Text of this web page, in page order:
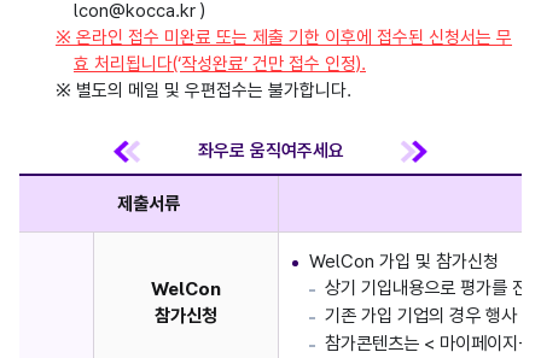
lcon@kocca.kr )
※ 온라인 접수 미완료 또는 제출 기한 이후에 접수된 신청서는 무
효 처리됩니다(‘작성완료’ 건만 접수 인정).
※ 별도의 메일 및 우편접수는 불가합니다.
제출서류
WelCon
참가신청
WelCon 가입 및 참가신청
상기 기입내용으로 평가를 진
기존 가입 기업의 경우 행사
참가콘텐츠는 < 마이페이지-